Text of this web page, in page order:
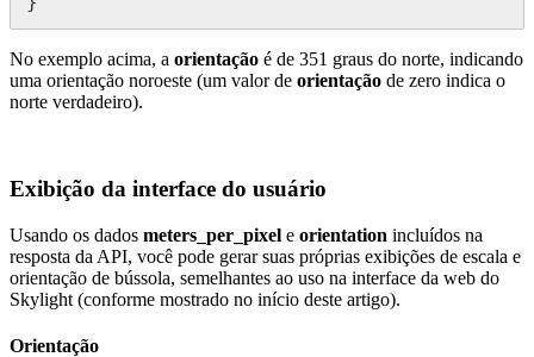
No exemplo acima, a orientação é de 351 graus do norte, indicando
uma orientação noroeste (um valor de orientação de zero indica o
norte verdadeiro).
Exibição da interface do usuário
Usando os dados meters_per_pixel e orientation incluídos na
resposta da API, você pode gerar suas próprias exibições de escala e
orientação de bússola, semelhantes ao uso na interface da web do
Skylight (conforme mostrado no início deste artigo).
Orientação